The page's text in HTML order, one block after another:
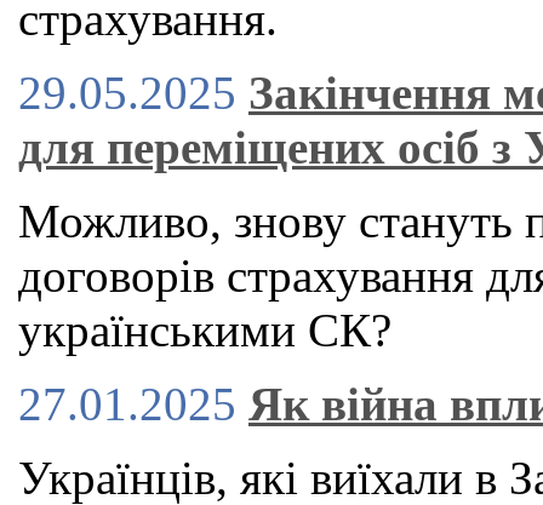
страхування.
29.05.2025 Закінчення
для переміщених осіб з
Можливо, знову стануть
договорів страхування
українськими СК?
27.01.2025 Як війна
Українців, які виїхали в